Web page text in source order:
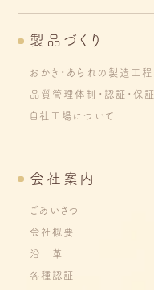
製品づくり
おかき・あられの製造工程
品質管理体制・認証・保証
自社工場について
会社案内
ごあいさつ
会社概要
沿 革
各種認証